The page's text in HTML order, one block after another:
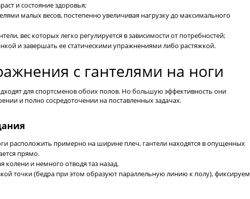
и состояние здоровья;
малых весов, постепенно увеличивая нагрузку до максимального
вес которых легко регулируется в зависимости от потребностей;
и завершать ее статическими упражнениями либо растяжкой.
с гантелями на ноги
для спортсменов обоих полов. Но большую эффективность они
и полно сосредоточении на поставленных задачах.
расположить примерно на ширине плеч, гантели находятся в опущенных
прямо.
колени и немного отводя таз назад.
точки (бедра при этом образуют параллельную линию к полу), фиксируем